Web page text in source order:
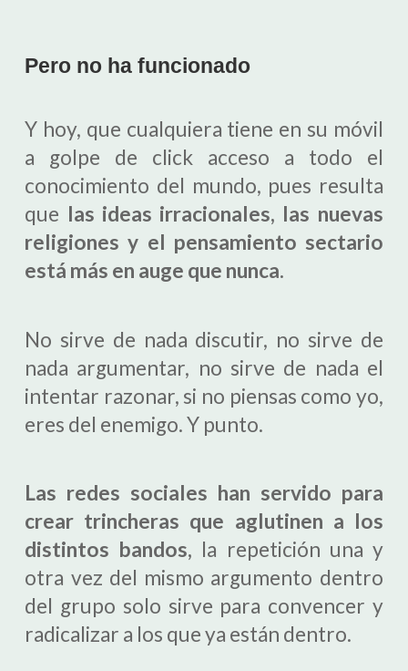
Pero no ha funcionado
Y hoy, que cualquiera tiene en su móvil
a golpe de click acceso a todo el
conocimiento del mundo, pues resulta
que las ideas irracionales, las nuevas
religiones y el pensamiento sectario
está más en auge que nunca.
No sirve de nada discutir, no sirve de
nada argumentar, no sirve de nada el
intentar razonar, si no piensas como yo,
eres del enemigo. Y punto.
Las redes sociales han servido para
crear trincheras que aglutinen a los
distintos bandos, la repetición una y
otra vez del mismo argumento dentro
del grupo solo sirve para convencer y
radicalizar a los que ya están dentro.